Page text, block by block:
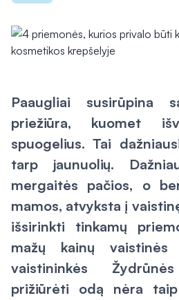
Paaugliai
priežiūra, kuomet
spuogelius. Tai
tarp jaunuolių.
mergaitės pačios, o
mamos, atvyksta į
išsirinkti tinkamų
mažų kainų vaistinės
vaistininkės
prižiūrėti odą nėra